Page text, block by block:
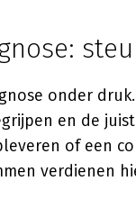
onder
en de
of een
verdienen